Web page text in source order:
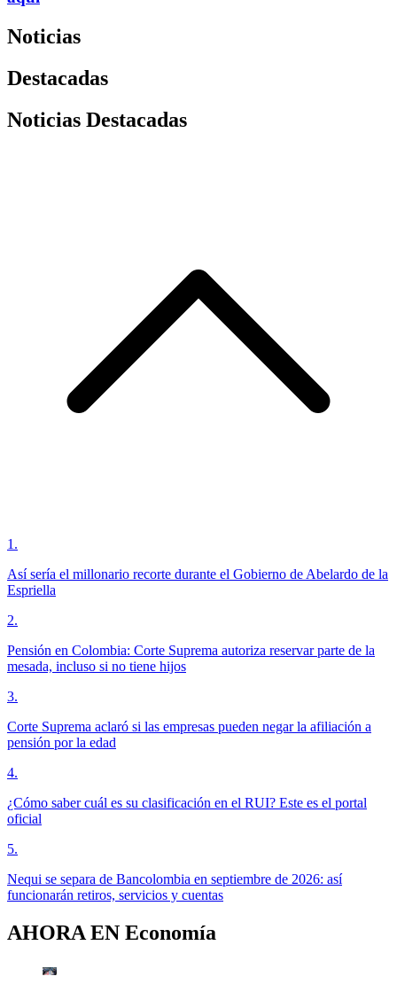
Noticias
Destacadas
Noticias Destacadas
1 .
Así sería el millonario recorte durante el Gobierno de Abelardo de la
Espriella
2.
Pensión en Colombia: Corte Suprema autoriza reservar parte de la
mesada, incluso si no tiene hijos
3.
Corte Suprema aclaró si las empresas pueden negar la afiliación a
pensión por la edad
4.
¿Cómo saber cuál es su clasificación en el RUI? Este es el portal
oficial
5.
Nequi se separa de Bancolombia en septiembre de 2026: así
funcionarán retiros, servicios y cuentas
AHORA EN Economía